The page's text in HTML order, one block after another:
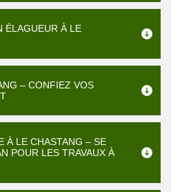
ÉLAGUEUR À LE
– CONFIEZ VOS
À LE CHASTANG – SE
POUR LES TRAVAUX À